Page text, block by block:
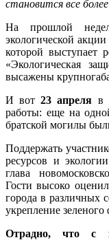
становится все
На прошлой
экологической
которой выступает
«Экологическая
высажены
И вот23 апреля в
работы: еще на
братской могилы
Поддержать
ресурсов и
глава
Гости высоко
города в различных
укрепление
Отрадно, что с